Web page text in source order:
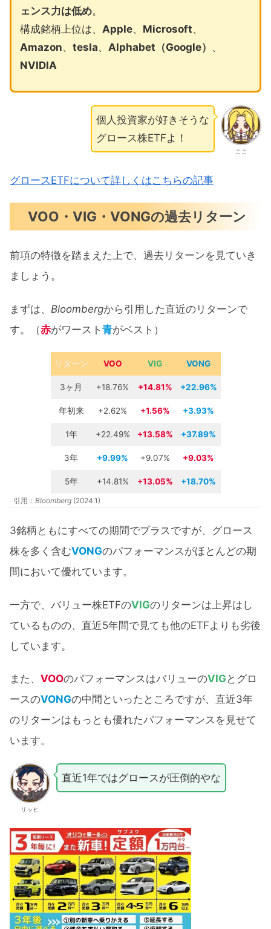
ェンス力は低め。
構成銘柄上位は、 Apple、 Microsoft、
Amazon、 tesla、 Alphabet（Google） 、
NVIDIA
ここ
個人投資家が好きそうな
グロース株ETFよ！
グロースETFについて詳しくはこちらの記事
VOO・VIG・VONGの過去リターン
前項の特徴を踏まえた上で、過去リターンを見ていき
ましょう。
まずは、 Bloombergから引用した直近のリターンで
す。（赤がワースト 青がベスト）
リターン VOO VIG VONG
3ヶ月 +18.76% +14.81% +22.96%
年初来 +2.62% +1.56% +3.93%
1年 +22.49% +13.58% +37.89%
3年 +9.99% +9.07% +9.03%
5年 +14.81% +13.05% +18.70%
引用： Bloomberg (2024.1)
3銘柄ともにすべての期間でプラスですが、グロース
株を多く含むVONGのパフォーマンスがほとんどの期
間において優れています。
一方で、バリュー株ETFのVIGのリターンは上昇はし
ているものの、直近5年間で見ても他のETFよりも劣後
しています。
また、 VOOのパフォーマンスはバリューのVIG とグロ
ースのVONGの中間といったところですが、直近3年
のリターンはもっとも優れたパフォーマンスを見せて
います。
リッヒ
直近1年ではグロースが圧倒的やな